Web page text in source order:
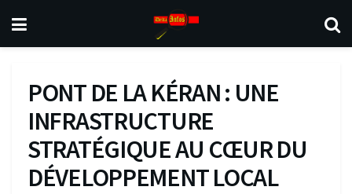
PONT DE LA KÉRAN : UNE
INFRASTRUCTURE
STRATÉGIQUE AU CŒUR DU
DÉVELOPPEMENT LOCAL